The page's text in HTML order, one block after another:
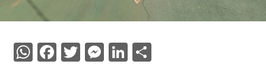
WhatsApp
Facebook
Twitter
Messenger
LinkedIn
Share